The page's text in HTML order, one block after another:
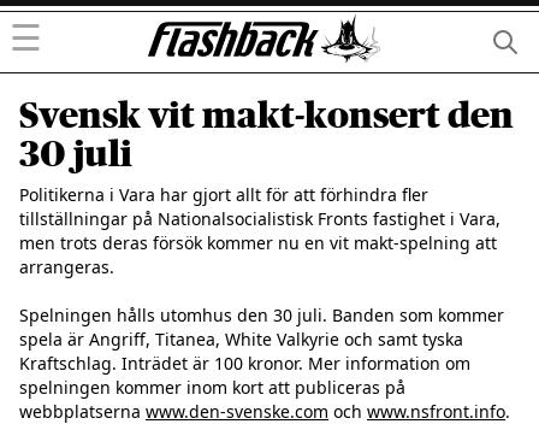
☰
Svensk vit makt-konsert den
30 juli
Politikerna i Vara har gjort allt för att förhindra fler
tillställningar på Nationalsocialistisk Fronts fastighet i Vara,
men trots deras försök kommer nu en vit makt-spelning att
arrangeras.
Spelningen hålls utomhus den 30 juli. Banden som kommer
spela är Angriff, Titanea, White Valkyrie och samt tyska
Kraftschlag. Inträdet är 100 kronor. Mer information om
spelningen kommer inom kort att publiceras på
webbplatserna www.den-svenske.com och www.nsfront.info.